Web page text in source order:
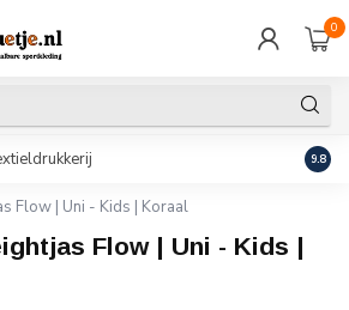
0
9.8
Flow | Uni - Kids | Koraal
Flow | Uni - Kids |